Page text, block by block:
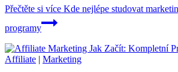
Přečtěte si více Kde nejlépe studovat
programy
Affiliate | Marketing